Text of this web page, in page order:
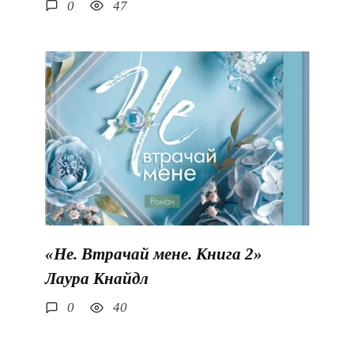
0 47
«Не. Втрачай мене. Книга 2»
Лаура Кнайдл
0 40